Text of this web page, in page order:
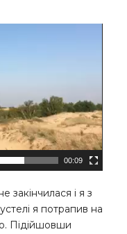
00:09
закінчилася і я з
я потрапив на
Підійшовши